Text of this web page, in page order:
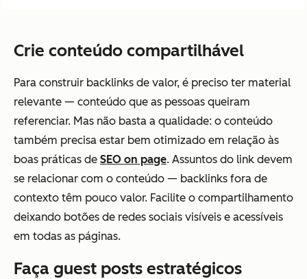
Crie conteúdo compartilhável
Para construir backlinks de valor, é preciso ter material
relevante — conteúdo que as pessoas queiram
referenciar. Mas não basta a qualidade: o conteúdo
também precisa estar bem otimizado em relação às
boas práticas de SEO on page. Assuntos do link devem
se relacionar com o conteúdo — backlinks fora de
contexto têm pouco valor. Facilite o compartilhamento
deixando botões de redes sociais visíveis e acessíveis
em todas as páginas.
Faça guest posts estratégicos